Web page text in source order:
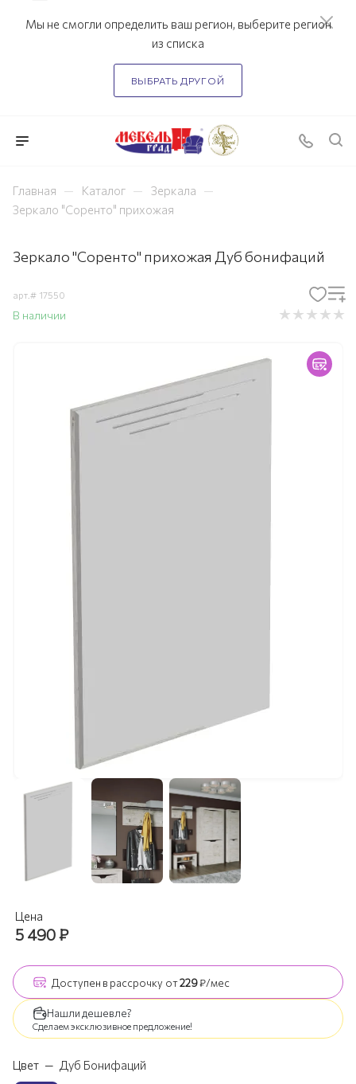
Мы не смогли определить ваш регион, выберите регион
из списка
ВЫБРАТЬ ДРУГОЙ
Главная — Каталог — Зеркала —
Зеркало "Соренто" прихожая
Зеркало "Соренто" прихожая Дуб бонифаций
арт.# 17550
В наличии
Цена
5 490₽
Доступен в рассрочку от229₽/мес
Нашли дешевле?
Сделаем эксклюзивное предложение!
Цвет — Дуб Бонифаций